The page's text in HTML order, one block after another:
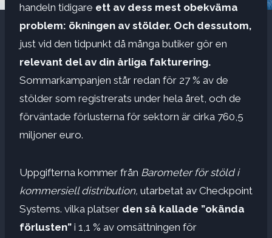
handeln tidigare ett av dess mest obekväma
problem: ökningen av stölder. Och dessutom,
just vid den tidpunkt då många butiker gör en
relevant del av din årliga fakturering.
Sommarkampanjen står redan för 27 % av de
stölder som registrerats under hela året, och de
förväntade förlusterna för sektorn är cirka 760,5
miljoner euro.
Uppgifterna kommer från Barometer för stöld i
kommersiell distribution, utarbetat av Checkpoint
Systems. vilka platser den så kallade ”okända
förlusten” i 1,1 % av omsättningen för